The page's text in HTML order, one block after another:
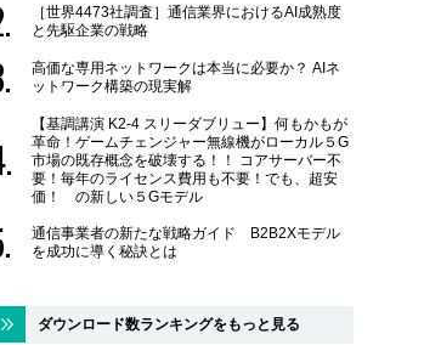
［世界4473社調査］通信業界におけるAI成熟度
と先駆企業の戦略
高価な専用ネットワークは本当に必要か？ AIネ
ットワーク構築の現実解
【基調講演 K2-4 スリーダブリュー】何もかもが
革命！ゲームチェンジャー無線機がローカル５G
市場の既存概念を破壊する！！ コアサーバー不
要！毎年のライセンス費用も不要！でも、超安
価！ の新しい５Gモデル
通信事業者の新たな戦略ガイド B2B2Xモデル
を成功に導く秘訣とは
ダウンロード数ランキングをもっと見る